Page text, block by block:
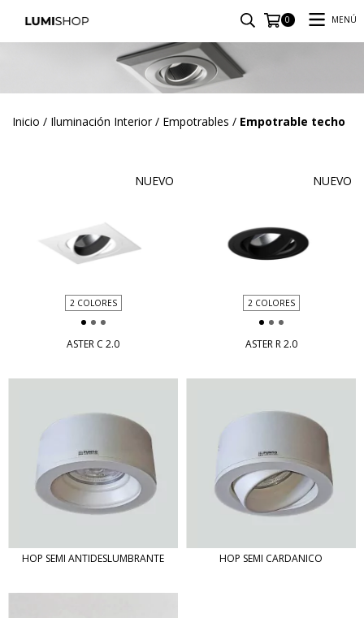
0 MENÚ
Inicio / Iluminación Interior / Empotrables / Empotrable techo
NUEVO
2 COLORES
ASTER C 2.0
NUEVO
2 COLORES
ASTER R 2.0
HOP SEMI ANTIDESLUMBRANTE HOP SEMI CARDANICO